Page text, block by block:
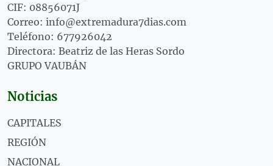
CIF: 08856071J
Correo: info@extremadura7dias.com
Teléfono: 677926042
Directora: Beatriz de las Heras Sordo
GRUPO VAUBÁN
Noticias
CAPITALES
REGIÓN
NACIONAL